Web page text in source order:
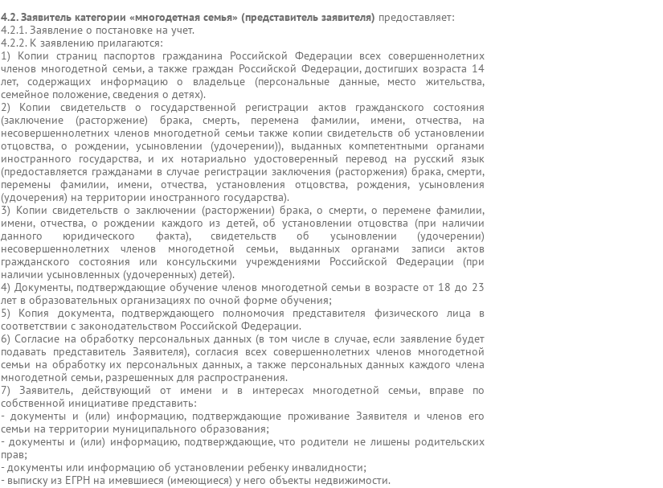
4.2. Заявитель категории «многодетная семья» (представитель заявителя) предоставляет:
4.2.1. Заявление о постановке на учет.
4.2.2. К заявлению прилагаются:
1) Копии страниц паспортов гражданина Российской Федерации всех совершеннолетних
членов многодетной семьи, а также граждан Российской Федерации, достигших возраста 14
лет, содержащих информацию о владельце (персональные данные, место жительства,
семейное положение, сведения о детях).
2) Копии свидетельств о государственной регистрации актов гражданского состояния
(заключение (расторжение) брака, смерть, перемена фамилии, имени, отчества, на
несовершеннолетних членов многодетной семьи также копии свидетельств об установлении
отцовства, о рождении, усыновлении (удочерении)), выданных компетентными органами
иностранного государства, и их нотариально удостоверенный перевод на русский язык
(предоставляется гражданами в случае регистрации заключения (расторжения) брака, смерти,
перемены фамилии, имени, отчества, установления отцовства, рождения, усыновления
(удочерения) на территории иностранного государства).
3) Копии свидетельств о заключении (расторжении) брака, о смерти, о перемене фамилии,
имени, отчества, о рождении каждого из детей, об установлении отцовства (при наличии
данного юридического факта), свидетельств об усыновлении (удочерении)
несовершеннолетних членов многодетной семьи, выданных органами записи актов
гражданского состояния или консульскими учреждениями Российской Федерации (при
наличии усыновленных (удочеренных) детей).
4) Документы, подтверждающие обучение членов многодетной семьи в возрасте от 18 до 23
лет в образовательных организациях по очной форме обучения;
5) Копия документа, подтверждающего полномочия представителя физического лица в
соответствии с законодательством Российской Федерации.
6) Согласие на обработку персональных данных (в том числе в случае, если заявление будет
подавать представитель Заявителя), согласия всех совершеннолетних членов многодетной
семьи на обработку их персональных данных, а также персональных данных каждого члена
многодетной семьи, разрешенных для распространения.
7) Заявитель, действующий от имени и в интересах многодетной семьи, вправе по
собственной инициативе представить:
- документы и (или) информацию, подтверждающие проживание Заявителя и членов его
семьи на территории муниципального образования;
- документы и (или) информацию, подтверждающие, что родители не лишены родительских
прав;
- документы или информацию об установлении ребенку инвалидности;
- выписку из ЕГРН на имевшиеся (имеющиеся) у него объекты недвижимости.